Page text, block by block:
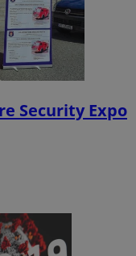
Security Expo